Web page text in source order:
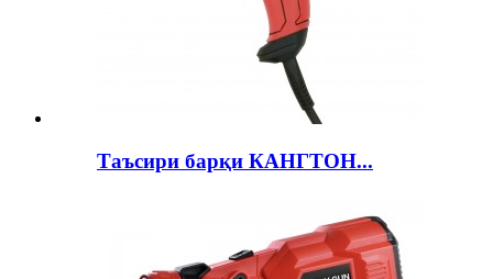
Таъсири барқи КАНГТОН...